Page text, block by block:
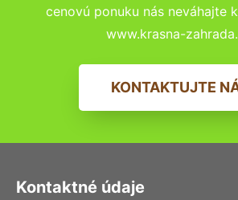
cenovú ponuku nás neváhajte
www.krasna-
KONTAKTUJTE
Kontaktné údaje